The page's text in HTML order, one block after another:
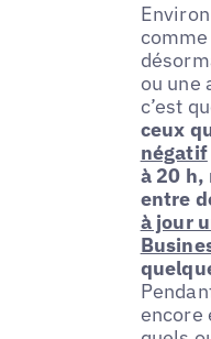
ou une
c’est
ceux
négatif
à 20 h,
entre
à jour
encore